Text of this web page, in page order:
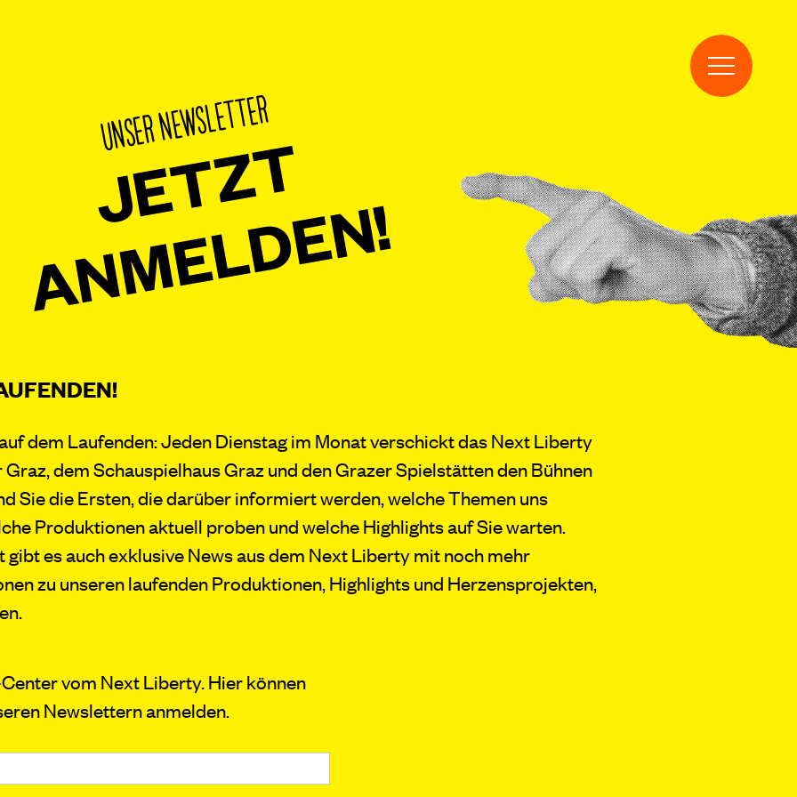
UNSER NEWSLETTER
JETZT
ANMELDEN!
dem Laufenden: Jeden Dienstag im Monat verschickt das Next Liberty
dem Schauspielhaus Graz und den Grazer Spielstätten den Bühnen
Sie die Ersten, die darüber informiert werden, welche Themen uns
Produktionen aktuell proben und welche Highlights auf Sie warten.
gibt es auch exklusive News aus dem Next Liberty mit noch mehr
zu unseren laufenden Produktionen, Highlights und Herzensprojekten,
vom Next Liberty. Hier können
Newslettern anmelden.